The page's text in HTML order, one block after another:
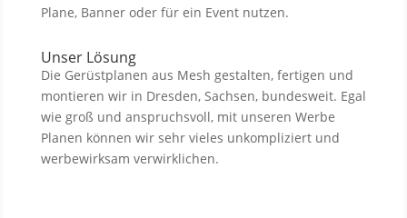
Plane, Banner oder für ein Event nutzen.
Unser Lösung
Die Gerüstplanen aus Mesh gestalten, fertigen und
montieren wir in Dresden, Sachsen, bundesweit. Egal
wie groß und anspruchsvoll, mit unseren Werbe
Planen können wir sehr vieles unkompliziert und
werbewirksam verwirklichen.